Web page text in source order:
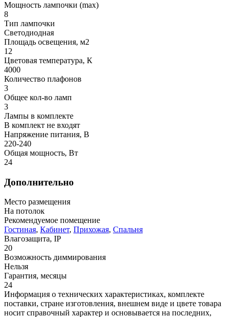
Мощность лампочки (max)
8
Тип лампочки
Светодиодная
Площадь освещения, м2
12
Цветовая температура, К
4000
Количество плафонов
3
Общее кол-во ламп
3
Лампы в комплекте
В комплект не входят
Напряжение питания, В
220-240
Общая мощность, Вт
24
Дополнительно
Место размещения
На потолок
Рекомендуемое помещение
Гостиная, Кабинет, Прихожая, Спальня
Влагозащита, IP
20
Возможность диммирования
Нельзя
Гарантия, месяцы
24
Информация о технических характеристиках, комплекте
поставки, стране изготовления, внешнем виде и цвете товара
носит справочный характер и основывается на последних,